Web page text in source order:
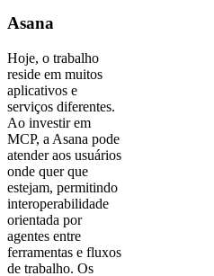
Asana
Hoje, o trabalho
reside em muitos
aplicativos e
serviços diferentes.
Ao investir em
MCP, a Asana pode
atender aos usuários
onde quer que
estejam, permitindo
interoperabilidade
orientada por
agentes entre
ferramentas e fluxos
de trabalho. Os